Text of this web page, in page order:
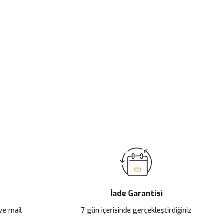
mail
İade Garantisi
7 gün içerisinde gerçekleştirdiğiniz